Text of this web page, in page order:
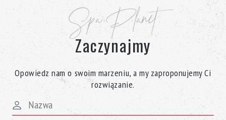
nasz zespół sprzedaży pomoże Ci wybrać idealne.
Spa Planet
Zaczynajmy
Opowiedz nam o swoim marzeniu, a my zaproponujemy Ci
rozwiązanie.